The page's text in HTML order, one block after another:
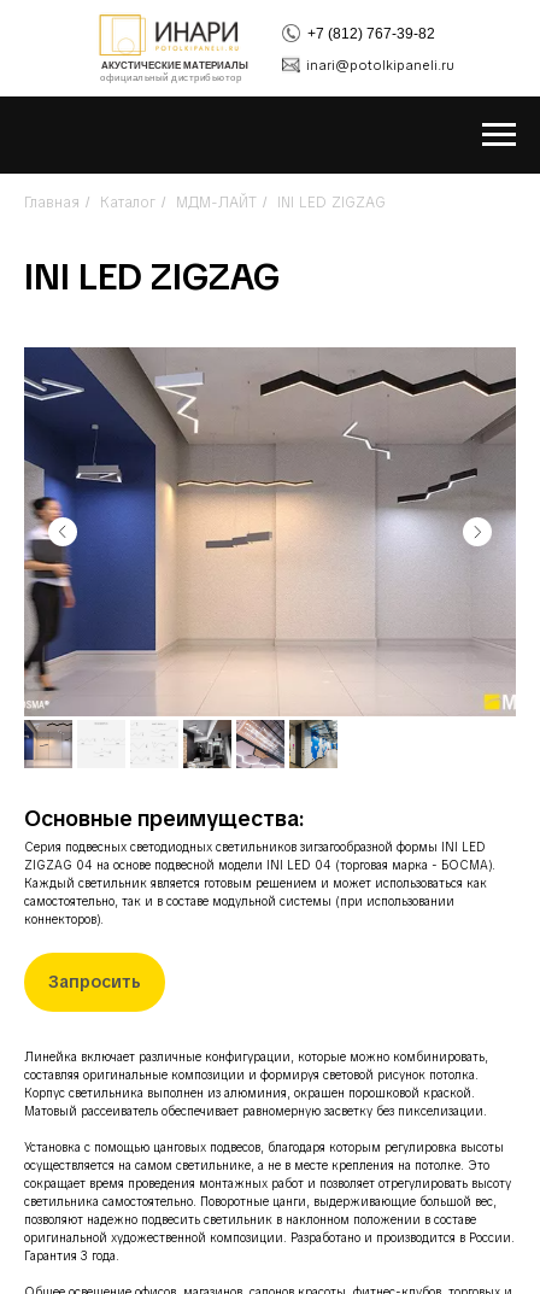
АКУСТИЧЕСКИЕ МАТЕРИАЛЫ
официальный дистрибьютор
inari@potolkipaneli.ru
+7 (812) 767-39-82
Главная / Каталог / МДМ-ЛАЙТ / INI LED ZIGZAG
INI LED ZIGZAG
Основные преимущества:
Серия подвесных светодиодных светильников зигзагообразной формы INI LED
ZIGZAG 04 на основе подвесной модели INI LED 04 (торговая марка - БОСМА).
Каждый светильник является готовым решением и может использоваться как
самостоятельно, так и в составе модульной системы (при использовании
коннекторов).
Запросить
Линейка включает различные конфигурации, которые можно комбинировать,
составляя оригинальные композиции и формируя световой рисунок потолка.
Корпус светильника выполнен из алюминия, окрашен порошковой краской.
Матовый рассеиватель обеспечивает равномерную засветку без пикселизации.
Установка с помощью цанговых подвесов, благодаря которым регулировка высоты
осуществляется на самом светильнике, а не в месте крепления на потолке. Это
сокращает время проведения монтажных работ и позволяет отрегулировать высоту
светильника самостоятельно. Поворотные цанги, выдерживающие большой вес,
позволяют надежно подвесить светильник в наклонном положении в составе
оригинальной художественной композиции. Разработано и производится в России.
Гарантия 3 года.